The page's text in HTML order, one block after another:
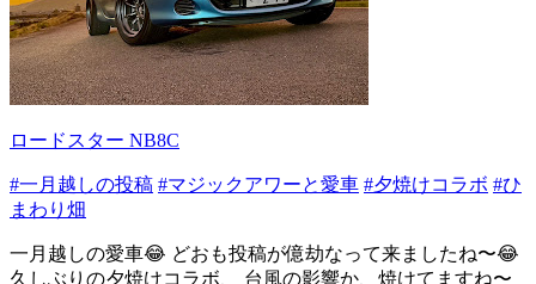
ロードスター NB8C
#一月越しの投稿 #マジックアワーと愛車 #夕焼けコラボ #ひ
まわり畑
一月越しの愛車😂 どおも投稿が億劫なって来ましたね〜😂
久しぶりの夕焼けコラボ、 台風の影響か、焼けてますね〜